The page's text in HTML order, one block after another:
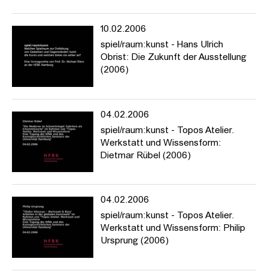
10.02.2006
spiel/raum:kunst - Hans Ulrich
Obrist: Die Zukunft der Ausstellung
(2006)
04.02.2006
spiel/raum:kunst - Topos Atelier.
Werkstatt und Wissensform:
Dietmar Rübel (2006)
04.02.2006
spiel/raum:kunst - Topos Atelier.
Werkstatt und Wissensform: Philip
Ursprung (2006)